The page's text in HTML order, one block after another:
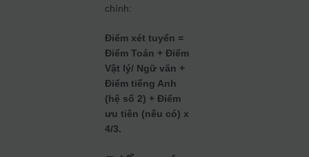
chính:
Điểm xét tuyển =
Điểm Toán + Điểm
Vật lý/ Ngữ văn +
Điểm tiếng Anh
(hệ số 2) + Điểm
ưu tiên (nếu có) x
4/3.